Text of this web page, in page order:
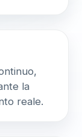
la
reale.